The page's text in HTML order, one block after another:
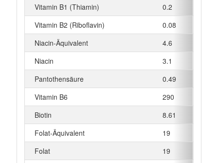
Vitamin B1 (Thiamin)
0.2
Vitamin B2 (Riboflavin)
0.08
Niacin-Äquivalent
4.6
Niacin
3.1
Pantothensäure
0.49
Vitamin B6
290
Biotin
8.61
Folat-Äquivalent
19
Folat
19